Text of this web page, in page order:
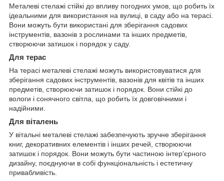
Металеві стелажі стійкі до впливу погодних умов, що робить їх
ідеальними для використання на вулиці, в саду або на терасі.
Вони можуть бути використані для зберігання садових
інструментів, вазонів з рослинами та інших предметів,
створюючи затишок і порядок у саду.
Для терас
На терасі металеві стелажі можуть використовуватися для
зберігання садових інструментів, вазонів для квітів та інших
предметів, створюючи затишок і порядок. Вони стійкі до
вологи і сонячного світла, що робить їх довговічними і
надійними.
Для віталень
У вітальні металеві стелажі забезпечують зручне зберігання
книг, декоративних елементів і інших речей, створюючи
затишок і порядок. Вони можуть бути частиною інтер'єрного
дизайну, поєднуючи в собі функціональність і естетичну
привабливість.